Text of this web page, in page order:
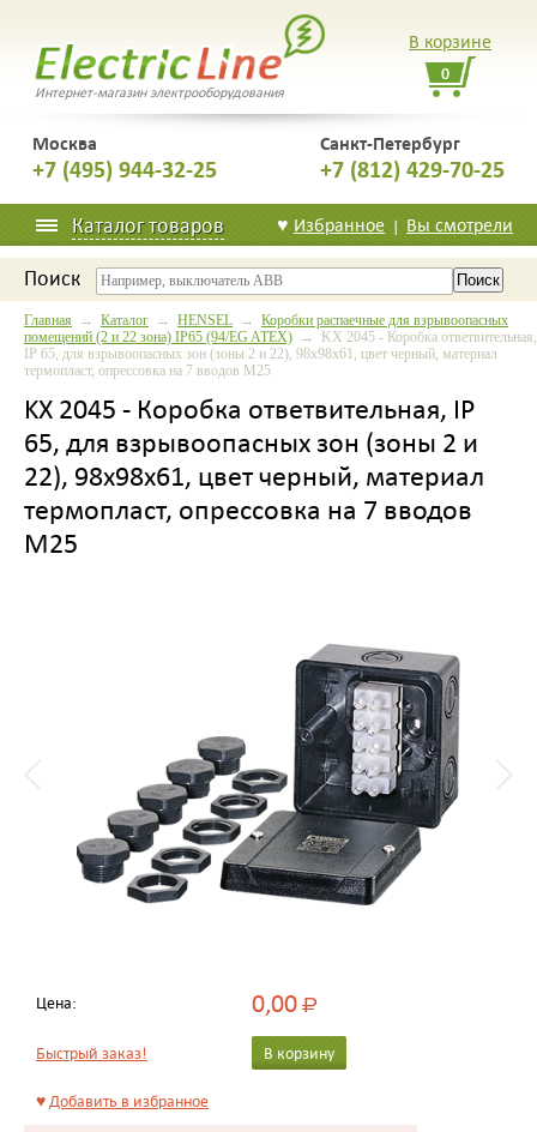
Интернет-магазин электрооборудования
Москва
+7 (495) 944-32-25
Санкт-Петербург
+7 (812) 429-70-25
В корзине
0
Каталог товаров ♥ Избранное | Вы смотрели
Поиск
Главная → Каталог → HENSEL → Коробки распаечные для взрывоопасных
помещений (2 и 22 зона) IP65 (94/EG ATEX) → KX 2045 - Коробка ответвительная,
IP 65, для взрывоопасных зон (зоны 2 и 22), 98х98х61, цвет черный, материал
термопласт, опрессовка на 7 вводов М25
KX 2045 - Коробка ответвительная, IP
65, для взрывоопасных зон (зоны 2 и
22), 98х98х61, цвет черный, материал
термопласт, опрессовка на 7 вводов
М25
Цена: 0,00Р
Быстрый заказ! В корзину
♥Добавить в избранное